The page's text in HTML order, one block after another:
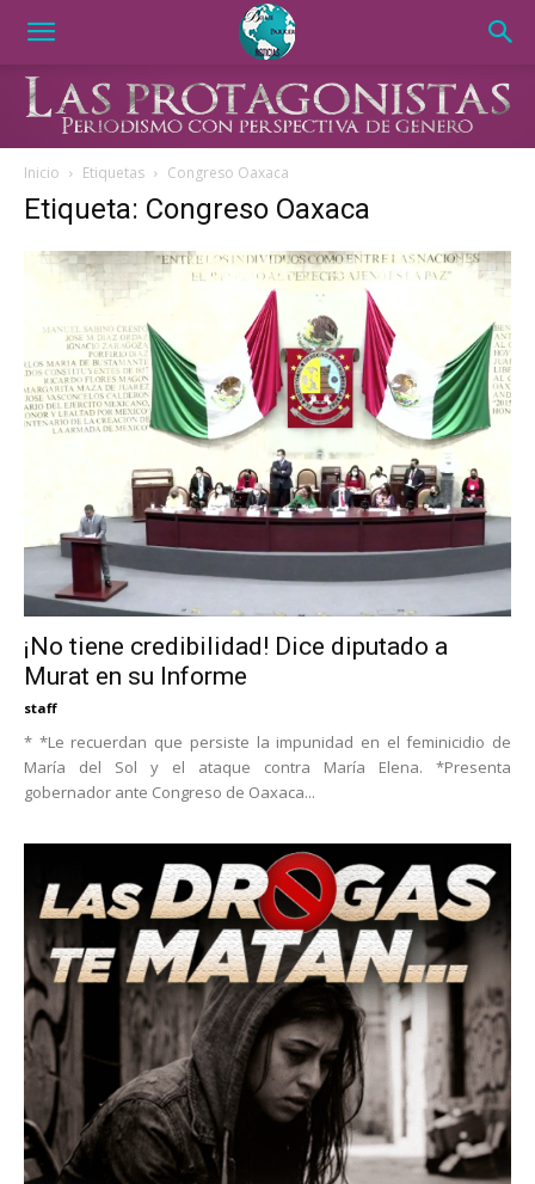
Inicio Etiquetas Congreso Oaxaca
Etiqueta: Congreso Oaxaca
¡No tiene credibilidad! Dice diputado a
Murat en su Informe
staff
* *Le recuerdan que persiste la impunidad en el feminicidio de
María del Sol y el ataque contra María Elena. *Presenta
gobernador ante Congreso de Oaxaca...